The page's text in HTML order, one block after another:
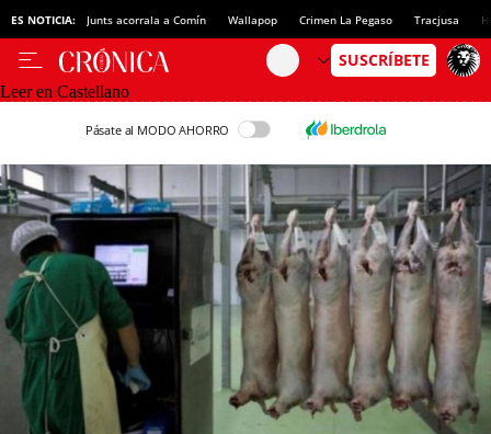
ES NOTICIA: Junts acorrala a Comín Wallapop Crimen La Pegaso Tracjusa
Leer en Castellano
Pásate al MODO AHORRO